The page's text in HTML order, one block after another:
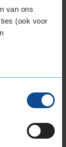
van ons
(ook voor
die je
148-150
hebt op
en nog